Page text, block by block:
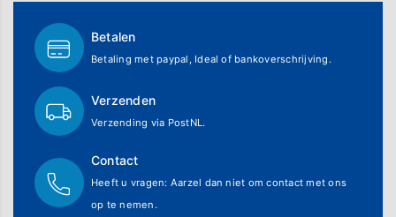
Betalen
Betaling met paypal, Ideal of bankoverschrijving.
Verzenden
Verzending via PostNL.
Contact
Heeft u vragen: Aarzel dan niet om contact met ons
op te nemen.